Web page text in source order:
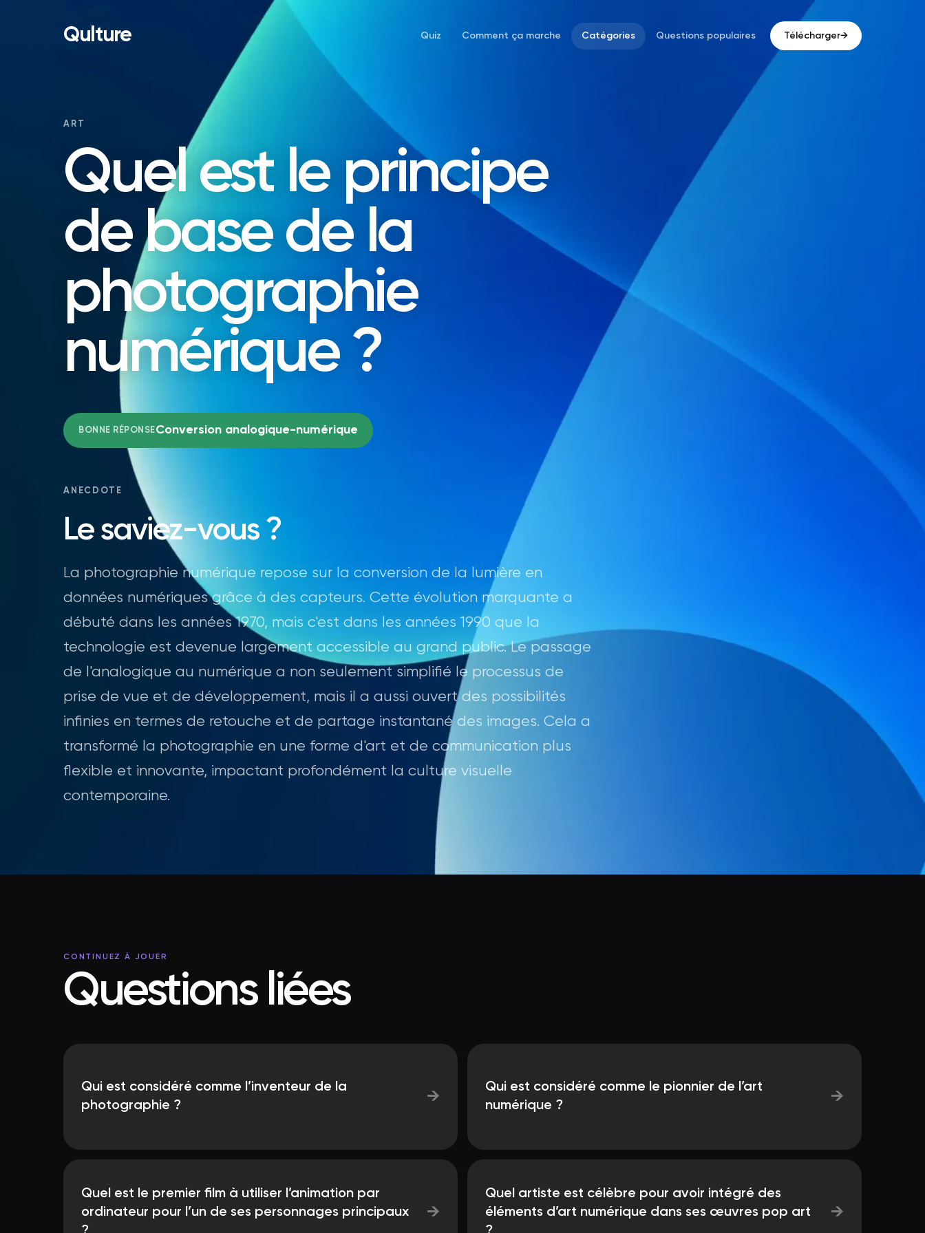
Qulture Quiz Comment ça marche Catégories Questions populaires Télécharger→
ART
Quel est le principe
de base de la
photographie
numérique ?
BONNE RÉPONSEConversion analogique-numérique
ANECDOTE
Le saviez-vous ?
La photographie numérique repose sur la conversion de la lumière en
données numériques grâce à des capteurs. Cette évolution marquante a
débuté dans les années 1970, mais c'est dans les années 1990 que la
technologie est devenue largement accessible au grand public. Le passage
de l'analogique au numérique a non seulement simplifié le processus de
prise de vue et de développement, mais il a aussi ouvert des possibilités
infinies en termes de retouche et de partage instantané des images. Cela a
transformé la photographie en une forme d'art et de communication plus
flexible et innovante, impactant profondément la culture visuelle
contemporaine.
CONTINUEZ À JOUER
Questions liées
Qui est considéré comme l’inventeur de la
photographie ?
→
Qui est considéré comme le pionnier de l’art
numérique ?
→
Quel est le premier film à utiliser l’animation par
ordinateur pour l’un de ses personnages principaux
→
Quel artiste est célèbre pour avoir intégré des
éléments d’art numérique dans ses œuvres pop art
→